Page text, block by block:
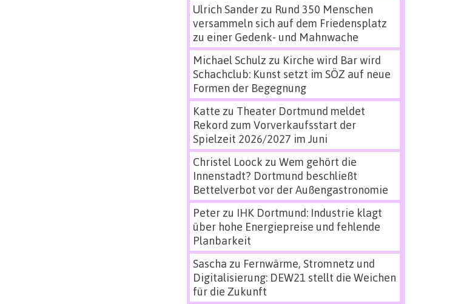
Ulrich Sanderzu Rund 350 Menschen
versammeln sich auf dem Friedensplatz
zu einer Gedenk- und Mahnwache
Michael Schulz zu Kirche wird Bar wird
Schachclub: Kunst setzt im SÖZ auf neue
Formen der Begegnung
Katte zu Theater Dortmund meldet
Rekord zum Vorverkaufsstart der
Spielzeit 2026/2027 im Juni
Christel Loock zu Wem gehört die
Innenstadt? Dortmund beschließt
Bettelverbot vor der Außengastronomie
Peterzu IHK Dortmund: Industrie klagt
über hohe Energiepreise und fehlende
Planbarkeit
Sascha zu Fernwärme, Stromnetz und
Digitalisierung: DEW21 stellt die Weichen
für die Zukunft